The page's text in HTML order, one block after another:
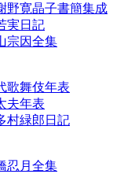
野寛晶子書簡集成
実日記
宗因全集
歌舞伎年表
夫年表
村緑郎日記
忍月全集